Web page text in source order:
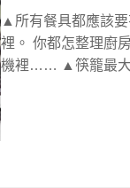
▲所有餐具都應該要
裡。 你都怎整理廚
機裡…… ▲筷籠最大